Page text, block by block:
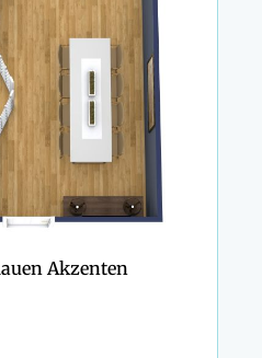
Akzenten